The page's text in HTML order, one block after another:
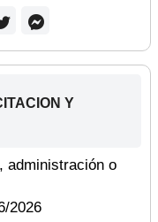
Y
administración o
2026